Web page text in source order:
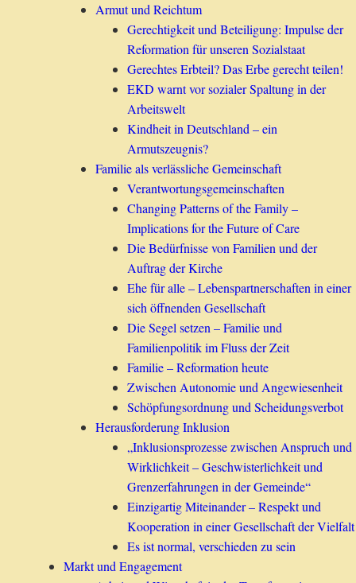
Armut und Reichtum
Gerechtigkeit und Beteiligung: Impulse der
Reformation für unseren Sozialstaat
Gerechtes Erbteil? Das Erbe gerecht teilen!
EKD warnt vor sozialer Spaltung in der
Arbeitswelt
Kindheit in Deutschland – ein
Armutszeugnis?
Familie als verlässliche Gemeinschaft
Verantwortungsgemeinschaften
Changing Patterns of the Family –
Implications for the Future of Care
Die Bedürfnisse von Familien und der
Auftrag der Kirche
Ehe für alle – Lebenspartnerschaften in einer
sich öffnenden Gesellschaft
Die Segel setzen – Familie und
Familienpolitik im Fluss der Zeit
Familie – Reformation heute
Zwischen Autonomie und Angewiesenheit
Schöpfungsordnung und Scheidungsverbot
Herausforderung Inklusion
„Inklusionsprozesse zwischen Anspruch und
Wirklichkeit – Geschwisterlichkeit und
Grenzerfahrungen in der Gemeinde“
Einzigartig Miteinander – Respekt und
Kooperation in einer Gesellschaft der Vielfalt
Es ist normal, verschieden zu sein
Markt und Engagement